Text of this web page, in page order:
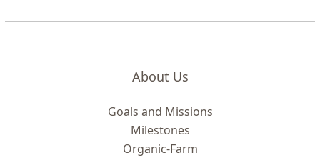
About Us
Goals and Missions
Milestones
Organic-Farm